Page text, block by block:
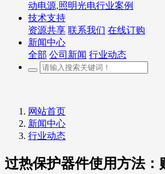
动电源,照明光电行业案例
技术支持
资源共享 联系我们 在线订购
新闻中心
全部 公司新闻 行业动态
网站首页
新闻中心
行业动态
过热保护器件使用方法：